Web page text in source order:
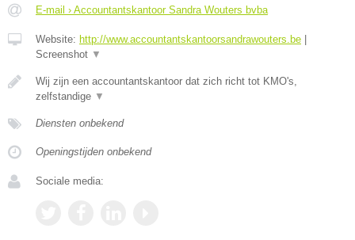
E-mail › Accountantskantoor Sandra Wouters bvba
Website: http://www.accountantskantoorsandrawouters.be
Screenshot ▼
Wij zijn een accountantskantoor dat zich richt tot KMO's,
zelfstandige ▼
Diensten onbekend
Openingstijden onbekend
Sociale media: